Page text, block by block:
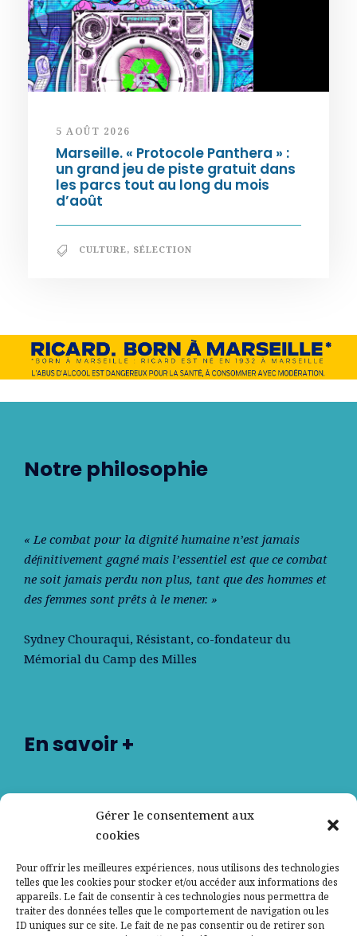
Gérer le consentement aux
cookies
Pour offrir les meilleures expériences, nous utilisons des technologies
telles que les cookies pour stocker et/ou accéder aux informations des
appareils. Le fait de consentir à ces technologies nous permettra de
traiter des données telles que le comportement de navigation ou les
ID uniques sur ce site. Le fait de ne pas consentir ou de retirer son
5 AOÛT 2026
Marseille. « Protocole Panthera » :
un grand jeu de piste gratuit dans
les parcs tout au long du mois
d’août
CULTURE, SÉLECTION
Notre philosophie
« Le combat pour la dignité humaine n’est jamais
déﬁnitivement gagné mais l’essentiel est que ce combat
ne soit jamais perdu non plus, tant que des hommes et
des femmes sont prêts à le mener. »
Sydney Chouraqui, Résistant, co-fondateur du
Mémorial du Camp des Milles
En savoir +
Nos partenaires
Contactez-nous